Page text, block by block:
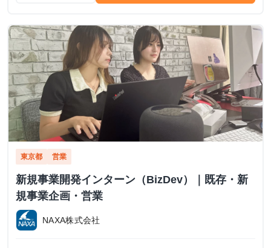
東京都 営業
新規事業開発インターン（BizDev）｜既存・新
規事業企画・営業
NAXA株式会社